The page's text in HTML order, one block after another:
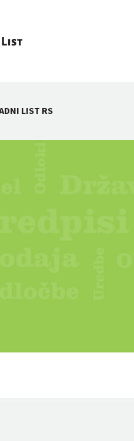
LIST RS